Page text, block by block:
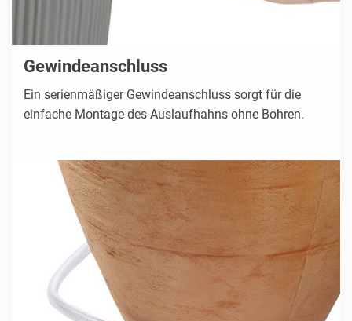
Gewindeanschluss
Ein serienmäßiger Gewindeanschluss sorgt für die
einfache Montage des Auslaufhahns ohne Bohren.